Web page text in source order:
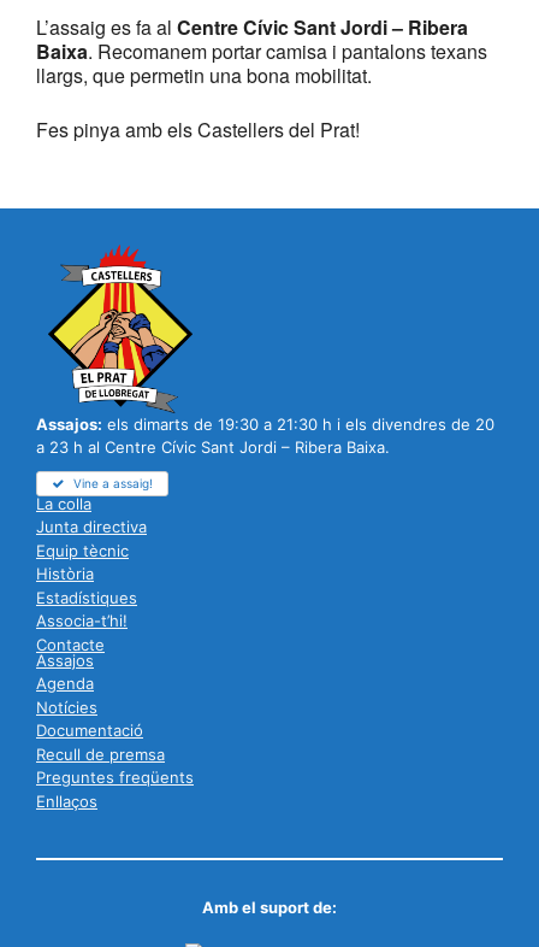
L’assaig es fa al Centre Cívic Sant Jordi – Ribera
Baixa. Recomanem portar camisa i pantalons texans
llargs, que permetin una bona mobilitat.
Fes pinya amb els Castellers del Prat!
Assajos: els dimarts de 19:30 a 21:30 h i els divendres de 20
a 23 h al Centre Cívic Sant Jordi – Ribera Baixa.
Vine a assaig!
La colla
Junta directiva
Equip tècnic
Història
Estadístiques
Associa-t’hi!
Contacte
Assajos
Agenda
Notícies
Documentació
Recull de premsa
Preguntes freqüents
Enllaços
Amb el suport de: